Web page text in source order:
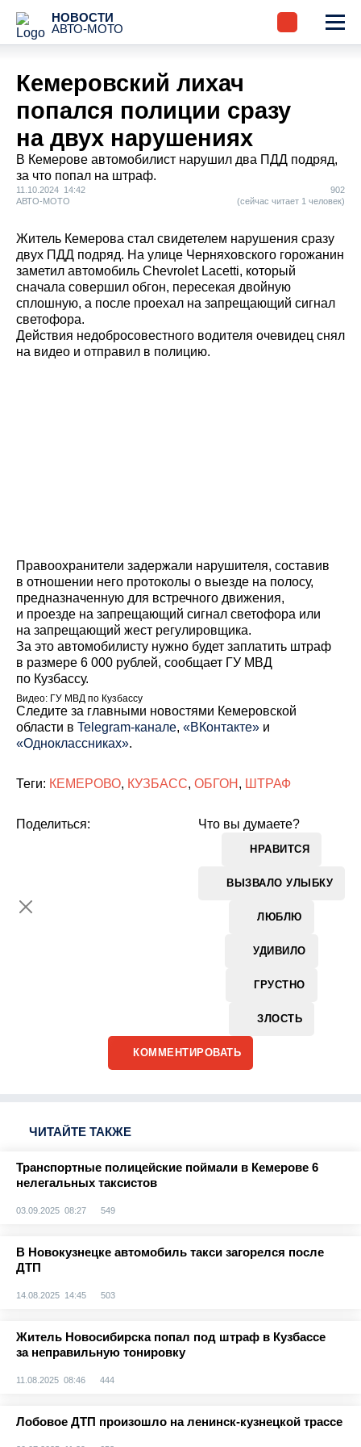
НОВОСТИ
АВТО-МОТО
Кемеровский лихач
попался полиции сразу
на двух нарушениях
В Кемерове автомобилист нарушил два ПДД подряд,
за что попал на штраф.
11.10.2024 14:42
АВТО-МОТО
902
(сейчас читает 1 человек)
Житель Кемерова стал свидетелем нарушения сразу
двух ПДД подряд. На улице Черняховского горожанин
заметил автомобиль Chevrolet Lacetti, который
сначала совершил обгон, пересекая двойную
сплошную, а после проехал на запрещающий сигнал
светофора.
Действия недобросовестного водителя очевидец снял
на видео и отправил в полицию.
Правоохранители задержали нарушителя, составив
в отношении него протоколы о выезде на полосу,
предназначенную для встречного движения,
и проезде на запрещающий сигнал светофора или
на запрещающий жест регулировщика.
За это автомобилисту нужно будет заплатить штраф
в размере 6 000 рублей, сообщает ГУ МВД
по Кузбассу.
Видео: ГУ МВД по Кузбассу
Cледите за главными новостями Кемеровской
области в Telegram-канале, «ВКонтакте» и
«Одноклассниках».
Теги: КЕМЕРОВО, КУЗБАСС, ОБГОН , ШТРАФ
Что вы думаете?
НРАВИТСЯ
ВЫЗВАЛО УЛЫБКУ
ЛЮБЛЮ
УДИВИЛО
ГРУСТНО
ЗЛОСТЬ
Поделиться:
КОММЕНТИРОВАТЬ
ЧИТАЙТЕ ТАКЖЕ
Транспортные полицейские поймали в Кемерове 6
нелегальных таксистов
03.09.2025 08:27 549
В Новокузнецке автомобиль такси загорелся после
ДТП
14.08.2025 14:45 503
Житель Новосибирска попал под штраф в Кузбассе
за неправильную тонировку
11.08.2025 08:46 444
Лобовое ДТП произошло на ленинск-кузнецкой трассе